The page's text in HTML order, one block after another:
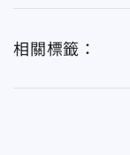
相關標籤：